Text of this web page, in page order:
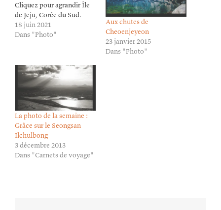
Cliquez pour agrandir Île
de Jeju, Corée du Sud.
18 juin 2021
Dans "Photo"
Aux chutes de
Cheoenjeyeon
23 janvier 2015
Dans "Photo"
La photo de la semaine :
Grâce sur le Seongsan
Ilchulbong
3 décembre 2013
Dans "Carnets de voyage"